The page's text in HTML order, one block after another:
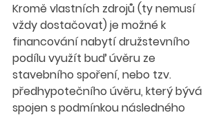
Kromě vlastních zdrojů (ty nemusí
vždy dostačovat) je možné k
financování nabytí družstevního
podílu využít buď úvěru ze
stavebního spoření, nebo tzv.
předhypotečního úvěru, který bývá
spojen s podmínkou následného